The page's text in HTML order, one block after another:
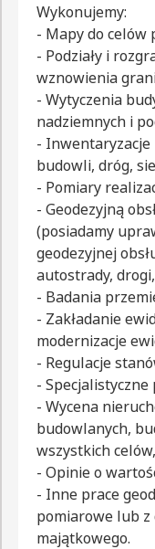
Wykonujemy:
- Mapy do celów
- Podziały i
wznowienia
- Wytyczenia
nadziemnych i
- Inwentaryzacje
budowli, dróg,
- Pomiary
- Geodezyjną
(posiadamy
geodezyjnej
autostrady,
- Badania
- Zakładanie
modernizacje
- Regulacje
-
- Wycena
budowlanych,
wszystkich celów,
- Opinie o
- Inne prace
pomiarowe lub z
majątkowego.